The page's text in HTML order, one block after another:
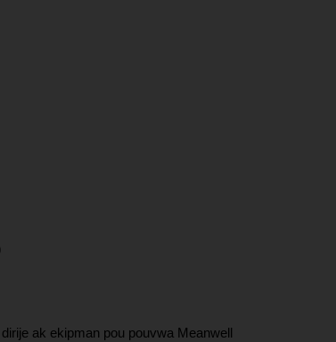
ak ekipman pou pouvwa Meanwell